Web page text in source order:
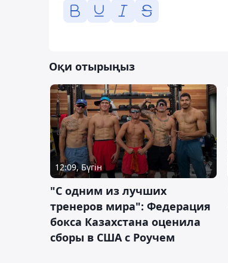
Оқи отырыңыз
12:09, Бүгін
"С одним из лучших
тренеров мира": Федерация
бокса Казахстана оценила
сборы в США с Роучем